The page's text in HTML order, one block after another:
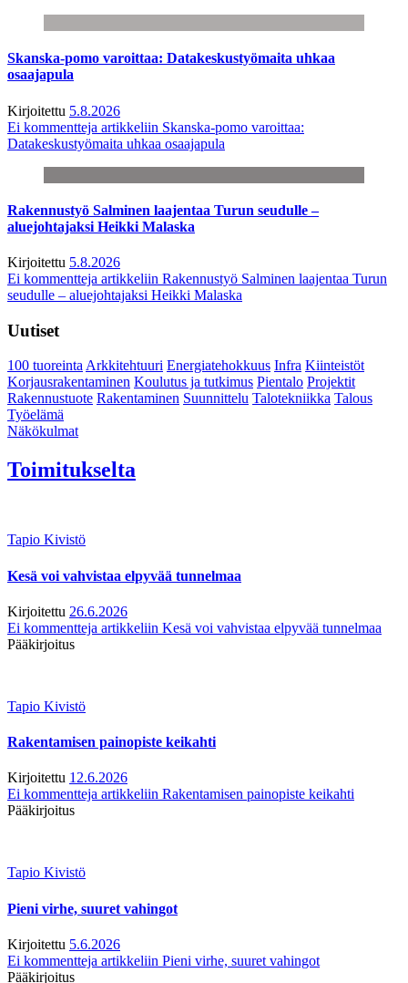
Skanska-pomo varoittaa: Datakeskustyömaita uhkaa
osaajapula
Kirjoitettu 5.8.2026
Ei kommentteja artikkeliin Skanska-pomo varoittaa:
Datakeskustyömaita uhkaa osaajapula
Rakennustyö Salminen laajentaa Turun seudulle –
aluejohtajaksi Heikki Malaska
Kirjoitettu 5.8.2026
Ei kommentteja artikkeliin Rakennustyö Salminen laajentaa Turun
seudulle – aluejohtajaksi Heikki Malaska
Uutiset
100 tuoreintaArkkitehtuuri Energiatehokkuus Infra Kiinteistöt
Korjausrakentaminen Koulutus ja tutkimus Pientalo Projektit
Rakennustuote Rakentaminen Suunnittelu Talotekniikka Talous
Työelämä
Näkökulmat
Toimitukselta
Tapio Kivistö
Kesä voi vahvistaa elpyvää tunnelmaa
Kirjoitettu 26.6.2026
Ei kommentteja artikkeliin Kesä voi vahvistaa elpyvää tunnelmaa
Pääkirjoitus
Tapio Kivistö
Rakentamisen painopiste keikahti
Kirjoitettu 12.6.2026
Ei kommentteja artikkeliin Rakentamisen painopiste keikahti
Pääkirjoitus
Tapio Kivistö
Pieni virhe, suuret vahingot
Kirjoitettu 5.6.2026
Ei kommentteja artikkeliin Pieni virhe, suuret vahingot
Pääkirjoitus